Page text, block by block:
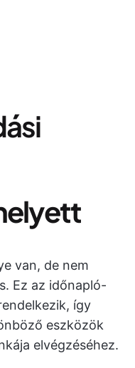
van, de nem
Ez az időnapló-
így
eszközök
elvégzéséhez.